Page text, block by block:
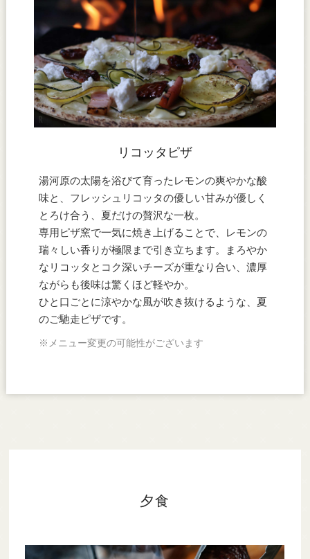
リコッタピザ
湯河原の太陽を浴びて育ったレモンの爽やかな酸
味と、フレッシュリコッタの優しい甘みが優しく
とろけ合う、夏だけの贅沢な一枚。
専用ピザ窯で一気に焼き上げることで、レモンの
瑞々しい香りが極限まで引き立ちます。まろやか
なリコッタとコク深いチーズが重なり合い、濃厚
ながらも後味は驚くほど軽やか。
ひと口ごとに涼やかな風が吹き抜けるような、夏
のご馳走ピザです。
※メニュー変更の可能性がございます
夕食